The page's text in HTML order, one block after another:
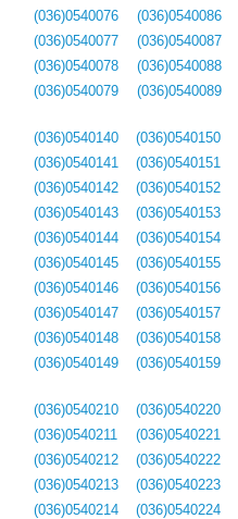
(036)0540076
(036)0540077
(036)0540078
(036)0540079
(036)0540086
(036)0540087
(036)0540088
(036)0540089
(036)0540140
(036)0540141
(036)0540142
(036)0540143
(036)0540144
(036)0540145
(036)0540146
(036)0540147
(036)0540148
(036)0540149
(036)0540150
(036)0540151
(036)0540152
(036)0540153
(036)0540154
(036)0540155
(036)0540156
(036)0540157
(036)0540158
(036)0540159
(036)0540210
(036)0540211
(036)0540212
(036)0540213
(036)0540214
(036)0540220
(036)0540221
(036)0540222
(036)0540223
(036)0540224